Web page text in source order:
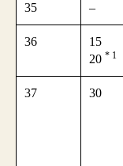
35 –
36
15
20 * 1
37 30